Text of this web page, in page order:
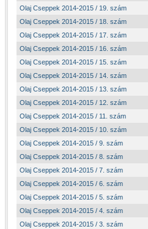
Olaj Cseppek 2014-2015 / 19. szám
Olaj Cseppek 2014-2015 / 18. szám
Olaj Cseppek 2014-2015 / 17. szám
Olaj Cseppek 2014-2015 / 16. szám
Olaj Cseppek 2014-2015 / 15. szám
Olaj Cseppek 2014-2015 / 14. szám
Olaj Cseppek 2014-2015 / 13. szám
Olaj Cseppek 2014-2015 / 12. szám
Olaj Cseppek 2014-2015 / 11. szám
Olaj Cseppek 2014-2015 / 10. szám
Olaj Cseppek 2014-2015 / 9. szám
Olaj Cseppek 2014-2015 / 8. szám
Olaj Cseppek 2014-2015 / 7. szám
Olaj Cseppek 2014-2015 / 6. szám
Olaj Cseppek 2014-2015 / 5. szám
Olaj Cseppek 2014-2015 / 4. szám
Olaj Cseppek 2014-2015 / 3. szám